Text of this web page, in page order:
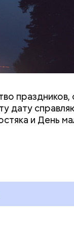
праздников,
дату
и День